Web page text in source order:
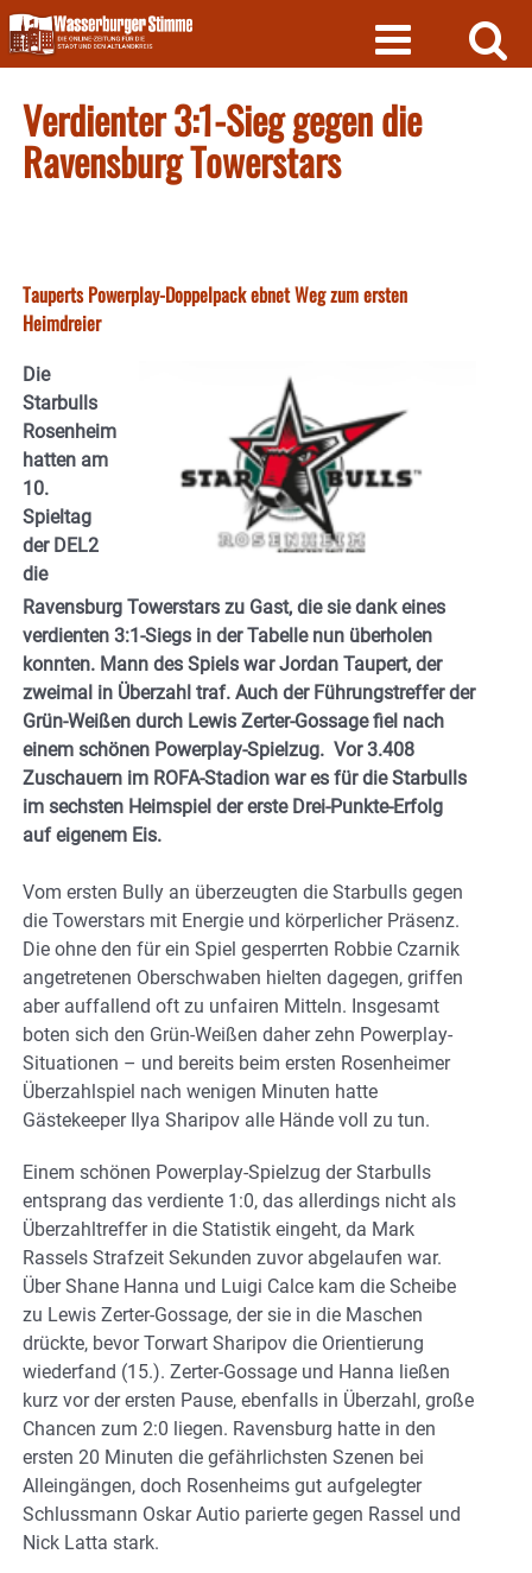
Skip
to
content
Verdienter 3:1-Sieg gegen die
Ravensburg Towerstars
Tauperts Powerplay-Doppelpack ebnet Weg zum ersten
Heimdreier
Die
Starbulls
Rosenheim
hatten am
10.
Spieltag
der DEL2
die
Ravensburg Towerstars zu Gast, die sie dank eines
verdienten 3:1-Siegs in der Tabelle nun überholen
konnten. Mann des Spiels war Jordan Taupert, der
zweimal in Überzahl traf. Auch der Führungstreffer der
Grün-Weißen durch Lewis Zerter-Gossage fiel nach
einem schönen Powerplay-Spielzug. Vor 3.408
Zuschauern im ROFA-Stadion war es für die Starbulls
im sechsten Heimspiel der erste Drei-Punkte-Erfolg
auf eigenem Eis.
Vom ersten Bully an überzeugten die Starbulls gegen
die Towerstars mit Energie und körperlicher Präsenz.
Die ohne den für ein Spiel gesperrten Robbie Czarnik
angetretenen Oberschwaben hielten dagegen, griffen
aber auffallend oft zu unfairen Mitteln. Insgesamt
boten sich den Grün-Weißen daher zehn Powerplay-
Situationen – und bereits beim ersten Rosenheimer
Überzahlspiel nach wenigen Minuten hatte
Gästekeeper Ilya Sharipov alle Hände voll zu tun.
Einem schönen Powerplay-Spielzug der Starbulls
entsprang das verdiente 1:0, das allerdings nicht als
Überzahltreffer in die Statistik eingeht, da Mark
Rassels Strafzeit Sekunden zuvor abgelaufen war.
Über Shane Hanna und Luigi Calce kam die Scheibe
zu Lewis Zerter-Gossage, der sie in die Maschen
drückte, bevor Torwart Sharipov die Orientierung
wiederfand (15.). Zerter-Gossage und Hanna ließen
kurz vor der ersten Pause, ebenfalls in Überzahl, große
Chancen zum 2:0 liegen. Ravensburg hatte in den
ersten 20 Minuten die gefährlichsten Szenen bei
Alleingängen, doch Rosenheims gut aufgelegter
Schlussmann Oskar Autio parierte gegen Rassel und
Nick Latta stark.